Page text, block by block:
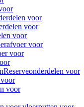
voor
voor
voor
voor
voor
Reserveonderdelen voor
voor